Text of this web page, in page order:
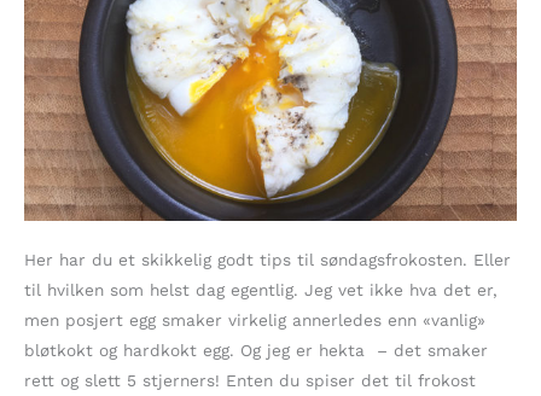
Her har du et skikkelig godt tips til søndagsfrokosten. Eller
til hvilken som helst dag egentlig. Jeg vet ikke hva det er,
men posjert egg smaker virkelig annerledes enn «vanlig»
bløtkokt og hardkokt egg. Og jeg er hekta – det smaker
rett og slett 5 stjerners! Enten du spiser det til frokost